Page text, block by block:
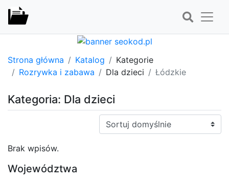
Strona główna Katalog
Kategorie
Rozrywka i zabawa
Dla dzieci Łódzkie
Kategoria: Dla dzieci
Sortuj:
Brak wpisów.
Województwa